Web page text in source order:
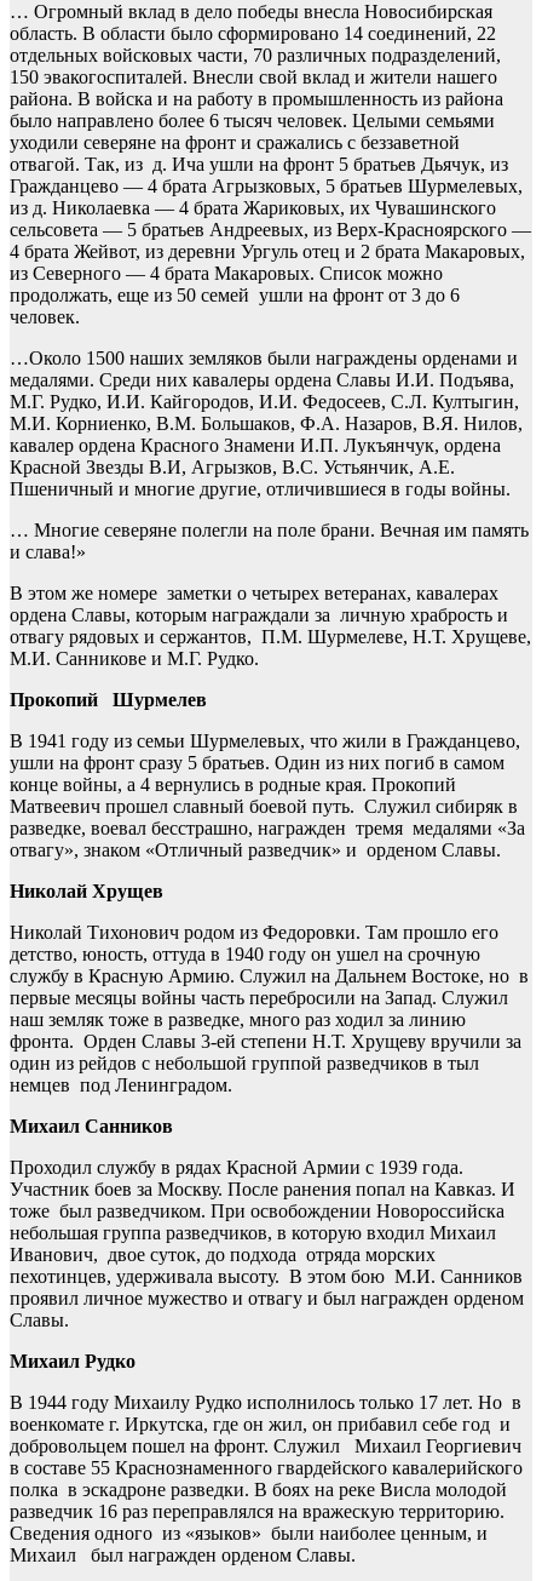
… Огромный вклад в дело победы внесла Новосибирская
область. В области было сформировано 14 соединений, 22
отдельных войсковых части, 70 различных подразделений,
150 эвакогоспиталей. Внесли свой вклад и жители нашего
района. В войска и на работу в промышленность из района
было направлено более 6 тысяч человек. Целыми семьями
уходили северяне на фронт и сражались с беззаветной
отвагой. Так, из д. Ича ушли на фронт 5 братьев Дьячук, из
Гражданцево — 4 брата Агрызковых, 5 братьев Шурмелевых,
из д. Николаевка — 4 брата Жариковых, их Чувашинского
сельсовета — 5 братьев Андреевых, из Верх-Красноярского —
4 брата Жейвот, из деревни Ургуль отец и 2 брата Макаровых,
из Северного — 4 брата Макаровых. Список можно
продолжать, еще из 50 семей ушли на фронт от 3 до 6
человек.
…Около 1500 наших земляков были награждены орденами и
медалями. Среди них кавалеры ордена Славы И.И. Подъява,
М.Г. Рудко, И.И. Кайгородов, И.И. Федосеев, С.Л. Култыгин,
М.И. Корниенко, В.М. Большаков, Ф.А. Назаров, В.Я. Нилов,
кавалер ордена Красного Знамени И.П. Лукъянчук, ордена
Красной Звезды В.И, Агрызков, В.С. Устьянчик, А.Е.
Пшеничный и многие другие, отличившиеся в годы войны.
… Многие северяне полегли на поле брани. Вечная им память
и слава!»
В этом же номере заметки о четырех ветеранах, кавалерах
ордена Славы, которым награждали за личную храбрость и
отвагу рядовых и сержантов, П.М. Шурмелеве, Н.Т. Хрущеве,
М.И. Санникове и М.Г. Рудко.
Прокопий Шурмелев
В 1941 году из семьи Шурмелевых, что жили в Гражданцево,
ушли на фронт сразу 5 братьев. Один из них погиб в самом
конце войны, а 4 вернулись в родные края. Прокопий
Матвеевич прошел славный боевой путь. Служил сибиряк в
разведке, воевал бесстрашно, награжден тремя медалями «За
отвагу», знаком «Отличный разведчик» и орденом Славы.
Николай Хрущев
Николай Тихонович родом из Федоровки. Там прошло его
детство, юность, оттуда в 1940 году он ушел на срочную
службу в Красную Армию. Служил на Дальнем Востоке, но в
первые месяцы войны часть перебросили на Запад. Служил
наш земляк тоже в разведке, много раз ходил за линию
фронта. Орден Славы 3-ей степени Н.Т. Хрущеву вручили за
один из рейдов с небольшой группой разведчиков в тыл
немцев под Ленинградом.
Михаил Санников
Проходил службу в рядах Красной Армии с 1939 года.
Участник боев за Москву. После ранения попал на Кавказ. И
тоже был разведчиком. При освобождении Новороссийска
небольшая группа разведчиков, в которую входил Михаил
Иванович, двое суток, до подхода отряда морских
пехотинцев, удерживала высоту. В этом бою М.И. Санников
проявил личное мужество и отвагу и был награжден орденом
Славы.
Михаил Рудко
В 1944 году Михаилу Рудко исполнилось только 17 лет. Но в
военкомате г. Иркутска, где он жил, он прибавил себе год и
добровольцем пошел на фронт. Служил Михаил Георгиевич
в составе 55 Краснознаменного гвардейского кавалерийского
полка в эскадроне разведки. В боях на реке Висла молодой
разведчик 16 раз переправлялся на вражескую территорию.
Сведения одного из «языков» были наиболее ценным, и
Михаил был награжден орденом Славы.